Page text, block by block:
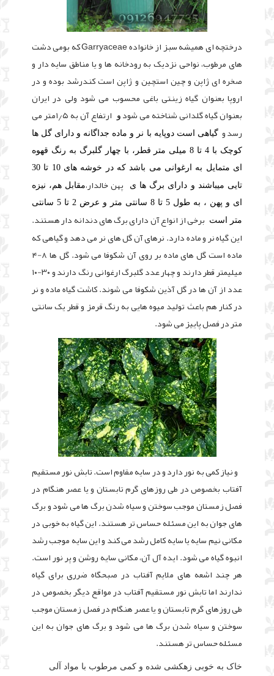
درختچه ای همیشه سبز از خانواده Garryaceae که بومی
دشت
های مرطوب، نواحی نزدیک به رودخانه ها و یا مناطق سایه دار و
صخره ای ژاپن و چین استچین و ژاپن است کندرشد بوده و در
اروپا بعنوان گیاه زینتی باغی محسوب می شود ولی در ایران
بعنوان گیاه گلدانی شناخته می شود و
ارتفاع آن به ۱٫۵متر می
رسد و گیاهی است دوپایه با نر و ماده جداگانه و دارای گل ها
کوچک با 4 تا 8 میلی متر قطر، با چهار گلبرگ به رنگ قهوه
ای متمایل به ارغوانی می باشد که در خوشه های 10 تا 30
تایی میباشند و دارای برگ ها ی پهن خالدار،مقابل هم، نیزه
ای و پهن ، به طول 5 تا 8 سانتی متر و عرض 2 تا 5 سانتی
متر است برخی از انواع آن دارای برگ های دندانه دار هستند.
این گیاه نر و ماده دارد. نرهای آن گل های نر می دهد و گیاهی که
ماده است گل های ماده بر روی آن شکوفا می شود. گل ها ۸-۴
میلیمتر قطر دارند و چهار عدد گلبرگ ارغوانی رنگ دارند و ۳۰-۱۰
عدد از آن ها در گل آذین شکوفا می شوند. کاشت گیاه ماده و نر
در کنار هم باعث تولید میوه هایی به رنگ قرمز و قطر یک سانتی
متر در فصل پاییز می شود.
و نیاز کمی به نور دارد و در سایه مقاوم است. تابش نور مستقیم
آفتاب بخصوص در طی روزهای گرم تابستان و یا عصر هنگام در
فصل زمستان موجب سوختن و سیاه شدن برگ ها می شود و برگ
های جوان به این مسئله حساس تر هستند.این گیاه به خوبی در
مکانی نیم سایه یا سایه کامل رشد می کند و این سایه موجب رشد
انبوه گیاه می شود. ایده آل آن، مکانی سایه روشن و پر نور است.
هر چند اشعه های ملایم آفتاب در صبحگاه ضرری برای گیاه
ندارند اما تابش نور مستقیم آفتاب در مواقع دیگر بخصوص در
طی روزهای گرم تابستان و یا عصر هنگام در فصل زمستان موجب
سوختن و سیاه شدن برگ ها می شود و برگ های جوان به این
مسئله حساس تر هستند.
خاک به خوبی زهکشی شده و کمی مرطوب با مواد آلی